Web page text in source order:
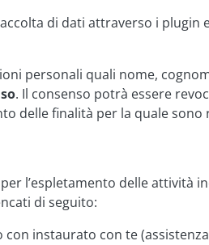
di dati attraverso i plugin
personali quali nome,
. Il consenso potrà essere
delle finalità per la quale sono
l’espletamento delle attività
di seguito:
instaurato con te